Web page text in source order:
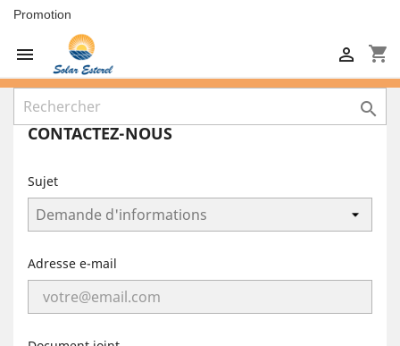
Promotion
 shopping_cart


CONTACTEZ-NOUS
Sujet
Adresse e-mail